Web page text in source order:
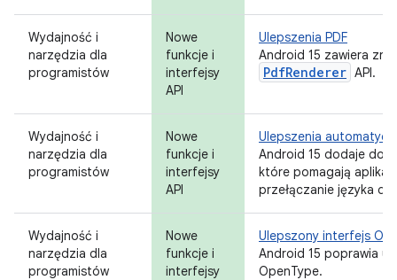
Wydajność i
narzędzia dla
programistów
Nowe
funkcje i
interfejsy
API
Ulepszenia PDF
Android 15 zawiera
PdfRenderer API.
Wydajność i
narzędzia dla
programistów
Nowe
funkcje i
interfejsy
API
Ulepszenia
Android 15 dodaje
które pomagają
przełączanie języka
Wydajność i
narzędzia dla
programistów
Nowe
funkcje i
interfejsy
Ulepszony interfejs
Android 15 poprawia
OpenType.